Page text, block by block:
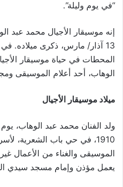
“في يوم وليلة”.
إنه موسيقار الأجيال محمد عبد
13 آذار/ مارس، ذكرى ميلاده.
المحطات في حياة موسيقار
الوهاب، أحد أعلام الموسيقى
ميلاد موسيقار الأجيال
1910، في حي باب الشعرية،
الموسيقى والغناء من الأعمال غير
يعمل مؤذن وإمام مسجد سيدي